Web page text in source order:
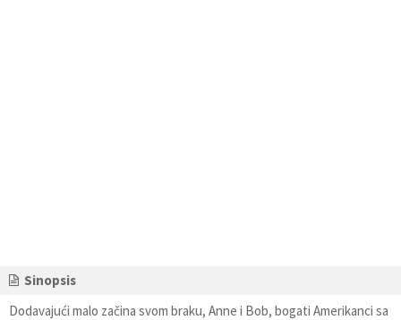
Sinopsis
Dodavajući malo začina svom braku, Anne i Bob, bogati Amerikanci sa